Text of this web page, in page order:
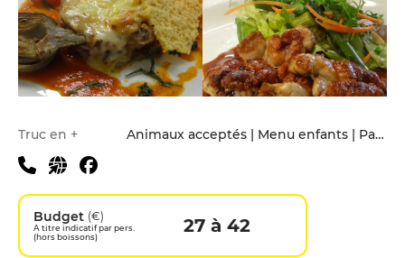
Infos pratiques
Truc en + Animaux acceptés | Menu enfants | Parking privé | Terrasse
Budget (€)
A titre indicatif par pers.
(hors boissons)
27 à 42